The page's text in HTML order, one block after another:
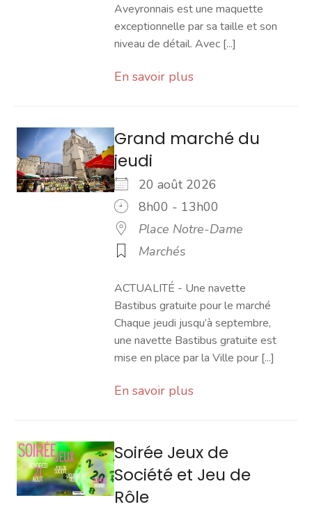
Aveyronnais est une maquette
exceptionnelle par sa taille et son
niveau de détail. Avec [...]
En savoir plus
Grand marché du
jeudi
20 août 2026
8h00 - 13h00
Place Notre-Dame
Marchés
ACTUALITÉ - Une navette
Bastibus gratuite pour le marché
Chaque jeudi jusqu’à septembre,
une navette Bastibus gratuite est
mise en place par la Ville pour [...]
En savoir plus
Soirée Jeux de
Société et Jeu de
Rôle